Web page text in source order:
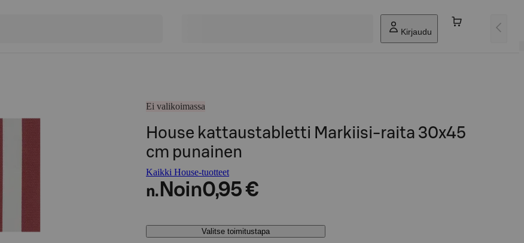
Kirjaudu
Ei valikoimassa
House kattaustabletti Markiisi-raita 30x45
cm punainen
Kaikki House-tuotteet
n. Noin0,95 €
Valitse toimitustapa